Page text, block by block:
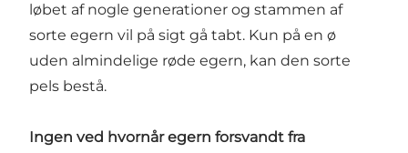
løbet af nogle generationer og stammen af
sorte egern vil på sigt gå tabt. Kun på en ø
uden almindelige røde egern, kan den sorte
pels bestå.
Ingen ved hvornår egern forsvandt fra